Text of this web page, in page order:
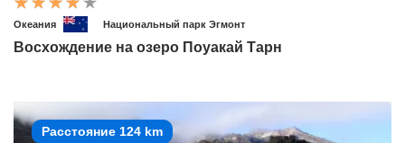
Океания Национальный парк Эгмонт
Восхождение на озеро Поуакай Тарн
Расстояние 124 km